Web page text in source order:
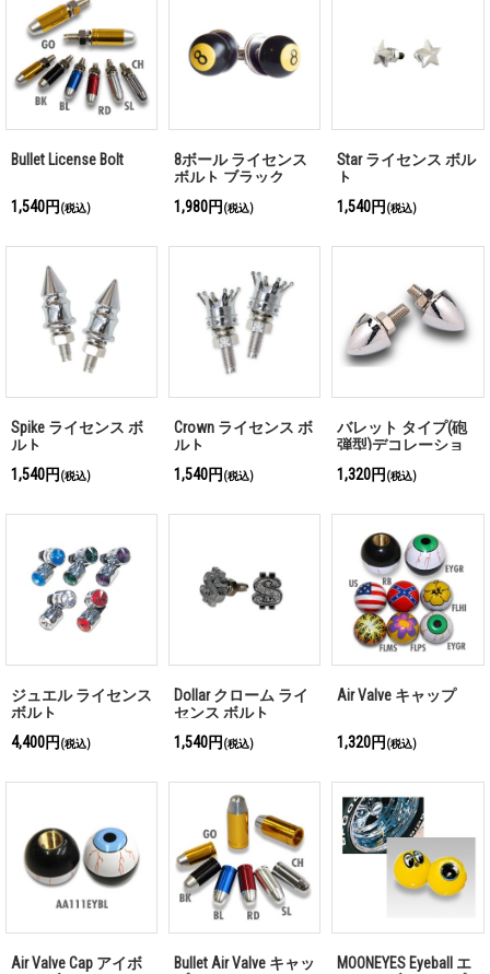
Bullet License Bolt
1,540円 (税込)
8ボール ライセンス
ボルト ブラック
1,980円 (税込)
Star ライセンス ボル
ト
1,540円 (税込)
Spike ライセンス ボ
ルト
1,540円 (税込)
Crown ライセンス ボ
ルト
1,540円 (税込)
バレット タイプ(砲
弾型)デコレーショ
1,320円 (税込)
ジュエル ライセンス
ボルト
4,400円 (税込)
Dollar クローム ライ
センス ボルト
1,540円 (税込)
Air Valve キャップ
1,320円 (税込)
Air Valve Cap アイボ
Bullet Air Valve キャッ
MOONEYES Eyeball エ